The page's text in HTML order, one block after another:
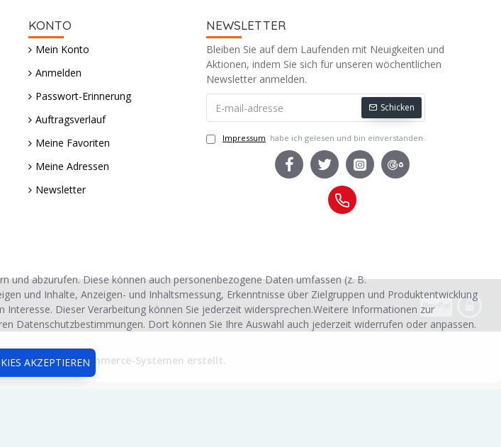
KONTO
Mein Konto
Anmelden
Passwort-Erinnerung
Auftragsverlauf
Meine Favoriten
Meine Adressen
Newsletter
NEWSLETTER
Bleiben Sie auf dem Laufenden mit Neuigkeiten und
Aktionen, indem Sie sich für unseren wöchentlichen
Newsletter anmelden.
Schicken
Impressum habe ich gelesen und bin einverstanden.
® Advanced E-Commerce-Systemen erstellt.
AKZEPTIEREN
abzurufen. Diese können auch personenbezogene Daten umfassen (z. B.
und Inhalte, Anzeigen- und Inhaltsmessung, Erkenntnisse über Zielgruppen und Produktentwicklung
Dieser Verarbeitung können Sie jederzeit widersprechen.Weitere Informationen zur
Datenschutzbestimmungen. Dort können Sie Ihre Auswahl auch jederzeit widerrufen oder anpassen.